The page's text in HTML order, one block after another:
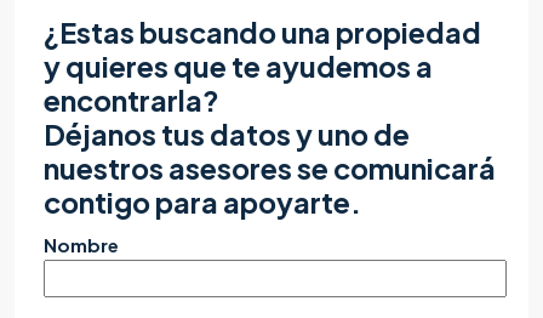
¿Estas buscando una propiedad
y quieres que te ayudemos a
encontrarla?
Déjanos tus datos y uno de
nuestros asesores se comunicará
contigo para apoyarte.
Nombre